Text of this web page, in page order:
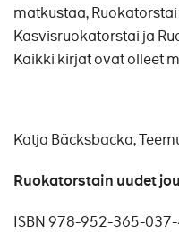
matkustaa,
Kasvisruokatorstai ja
Kaikki kirjat ovat olleet
Katja Bäcksbacka,
Ruokatorstain uudet
ISBN 978-952-365-